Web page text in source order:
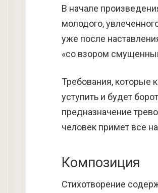
В начале
молодого,
уже после
«со взором
Требования, которые
уступить и будет
предназначение
человек примет все
Композиция
Стихотворение